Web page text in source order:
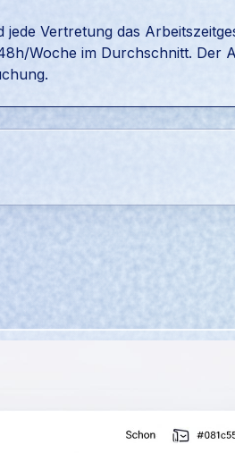
Vertretung das
Woche im Durchschnitt. Der